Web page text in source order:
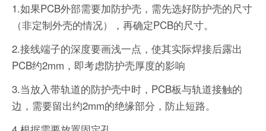
1.如果PCB外部需要加防护壳，需先选好防护壳的尺寸
（非定制外壳的情况），再确定PCB的尺寸。
2.接线端子的深度要画浅一点，使其实际焊接后露出
PCB约2mm，即考虑防护壳厚度的影响
3.当放入带轨道的防护壳中时，PCB板与轨道接触的
边，需要留出约2mm的绝缘部分，防止短路。